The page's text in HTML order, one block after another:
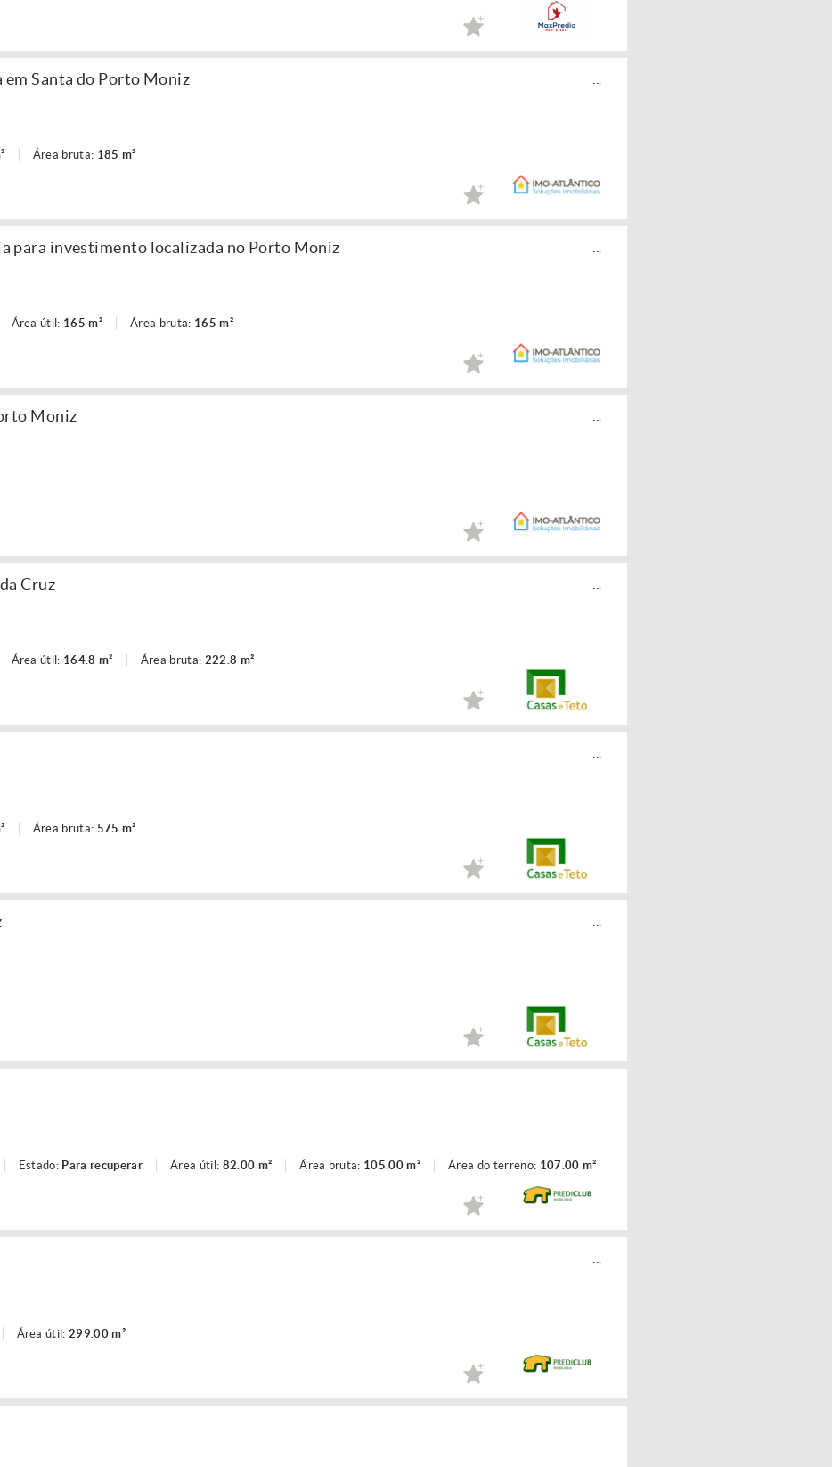
Santa do Porto Moniz
Área bruta: 185 m²
para investimento localizada no Porto Moniz
Área útil: 165 m² Área bruta: 165 m²
Moniz
Cruz
Área útil: 164.8 m² Área bruta: 222.8 m²
Área bruta: 575 m²
Estado: Para recuperar Área útil: 82.00 m² Área bruta: 105.00 m² Área do terreno: 107.00 m²
Área útil:299.00 m²